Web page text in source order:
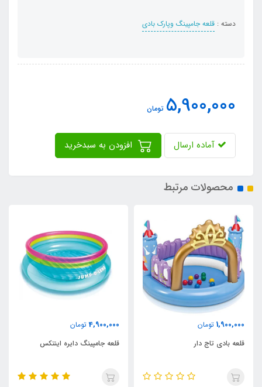
دسته : قلعه جامپینگ وپارک بادی
5,900,000 تومان
آماده ارسال
محصولات مرتبط
4,900,000
قلعه جامپینگ دایره اینتکس
3,700,000
جامپینگ توری دار اینتکس